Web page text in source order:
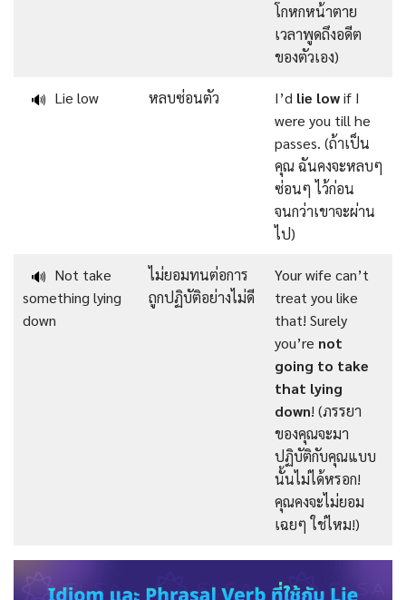
โกหกหน้าตาย
เวลาพูดถึงอดีต
ของตัวเอง)
🔊 Lie low หลบซ่อนตัว I’d lie lowif I
were you till he
passes. (ถ้าเป็น
คุณ ฉันคงจะหลบๆ
ซ่อนๆ ไว้ก่อน
จนกว่าเขาจะผ่าน
ไป)
🔊 Not take
something lying
down
ไม่ยอมทนต่อการ
ถูกปฏิบัติอย่างไม่ดี
Your wife can’t
treat you like
that! Surely
you’re not
going to take
that lying
down! (ภรรยา
ของคุณจะมา
ปฏิบัติกับคุณแบบ
นั้นไม่ได้หรอก!
คุณคงจะไม่ยอม
เฉยๆ ใช่ไหม!)